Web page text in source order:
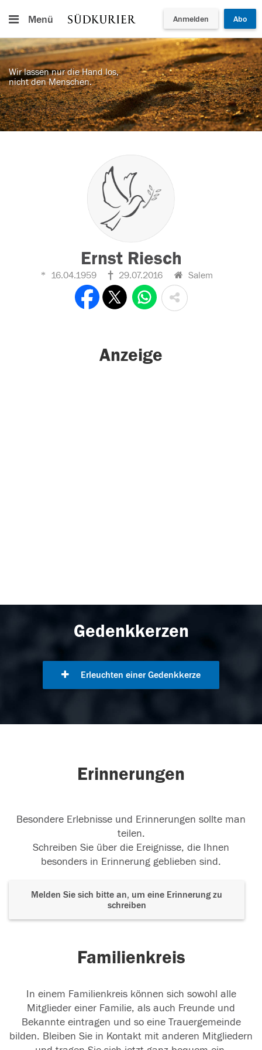
Menü Anmelden Abo
Wir lassen nur die Hand los,
nicht den Menschen.
Ernst Riesch
16.04.1959 29.07.2016 Salem
Anzeige
Gedenkkerzen
Erleuchten einer Gedenkkerze
Erinnerungen
Besondere Erlebnisse und Erinnerungen sollte man
teilen.
Schreiben Sie über die Ereignisse, die Ihnen
besonders in Erinnerung geblieben sind.
Melden Sie sich bitte an, um eine Erinnerung zu
schreiben
Familienkreis
In einem Familienkreis können sich sowohl alle
Mitglieder einer Familie, als auch Freunde und
Bekannte eintragen und so eine Trauergemeinde
bilden. Bleiben Sie in Kontakt mit anderen Mitgliedern